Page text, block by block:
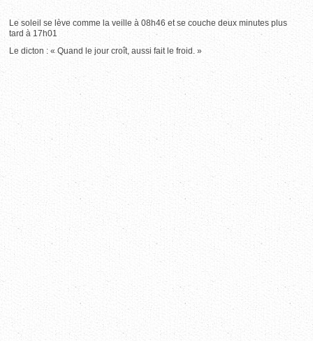
Le soleil se lève comme la veille à 08h46 et se couche deux minutes plus
tard à 17h01
Le dicton : « Quand le jour croît, aussi fait le froid. »